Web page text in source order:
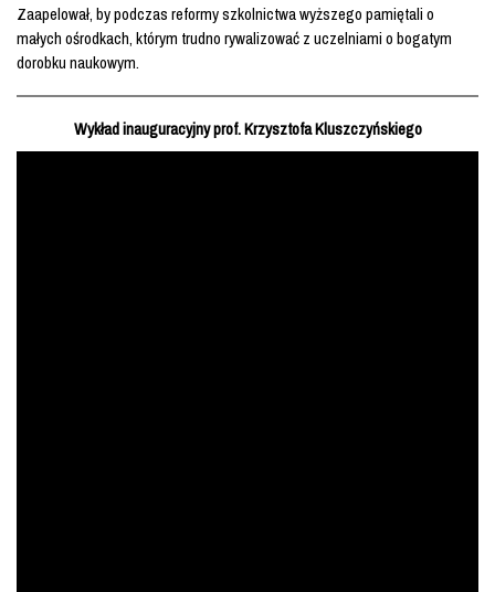
Zaapelował, by podczas reformy szkolnictwa wyższego pamiętali o
małych ośrodkach, którym trudno rywalizować z uczelniami o bogatym
dorobku naukowym.
Wykład inauguracyjny prof. Krzysztofa Kluszczyńskiego